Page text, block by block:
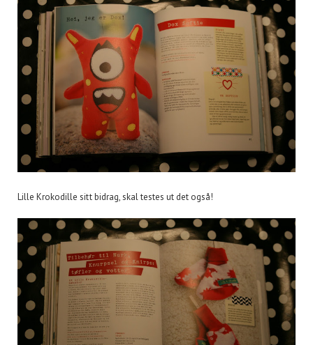
Lille Krokodille sitt bidrag, skal testes ut det også!